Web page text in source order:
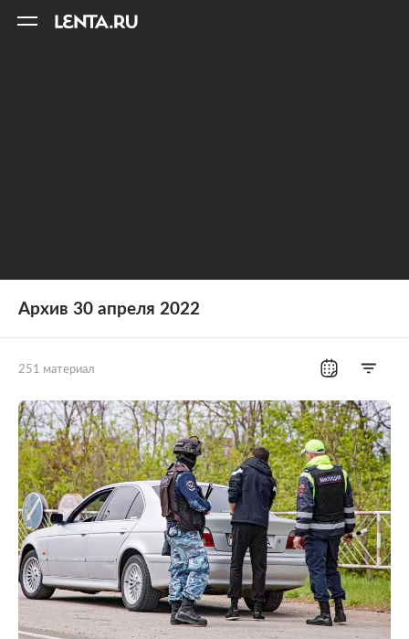
Архив 30 апреля 2022
251 материал
Все рубрики Россия
Мир Бывший СССР
Экономика Силовые структуры
Наука и техника Спорт
Культура Интернет и СМИ
Ценности Путешествия